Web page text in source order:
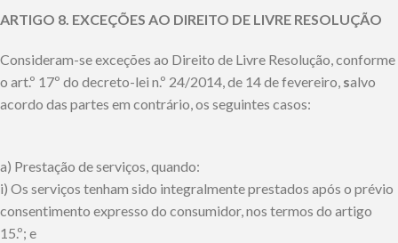
ARTIGO 8. EXCEÇÕES AO DIREITO DE LIVRE RESOLUÇÃO
Consideram-se exceções ao Direito de Livre Resolução, conforme
o art.º 17º do decreto-lei n.º 24/2014, de 14 de fevereiro, salvo
acordo das partes em contrário, os seguintes casos:
a) Prestação de serviços, quando:
i) Os serviços tenham sido integralmente prestados após o prévio
consentimento expresso do consumidor, nos termos do artigo
15.º; e